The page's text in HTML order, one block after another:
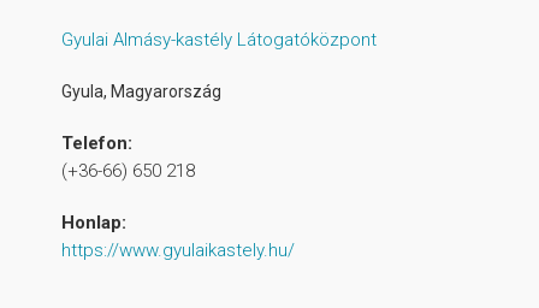
Gyulai Almásy-kastély Látogatóközpont
Gyula, Magyarország
Telefon:
(+36-66) 650 218
Honlap:
https://www.gyulaikastely.hu/